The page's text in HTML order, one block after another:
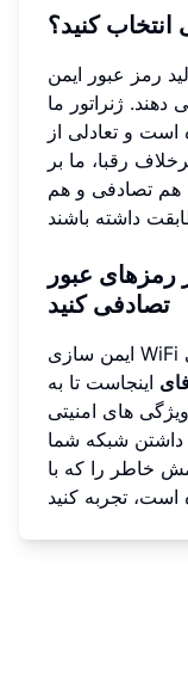
کنید؟
رمز عبور ایمن
دهند. ژنراتور ما
و تعادلی از
رقبا، ما بر
هم تصادفی و هم
رمزهای عبور
تصادفی کنید
ایمن سازی WiFi شما با یک رمز عبور قوی شروع می
اینجاست تا به
های امنیتی
داشتن شبکه شما
خاطر را که با